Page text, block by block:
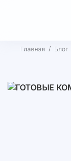
Главная Блог